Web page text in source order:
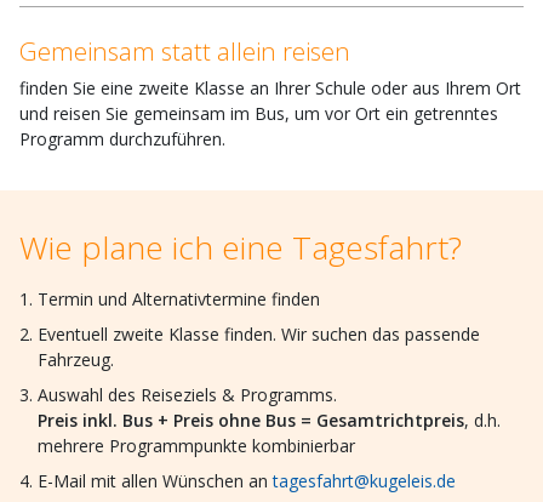
Gemeinsam statt allein reisen
finden Sie eine zweite Klasse an Ihrer Schule oder aus Ihrem Ort
und reisen Sie gemeinsam im Bus, um vor Ort ein getrenntes
Programm durchzuführen.
Wie plane ich eine Tagesfahrt?
Termin und Alternativtermine finden
Eventuell zweite Klasse finden. Wir suchen das passende
Fahrzeug.
Auswahl des Reiseziels & Programms.
Preis inkl. Bus + Preis ohne Bus = Gesamtrichtpreis, d.h.
mehrere Programmpunkte kombinierbar
E-Mail mit allen Wünschen antagesfahrt@kugeleis.de